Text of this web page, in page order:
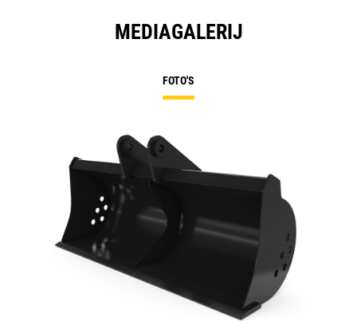
MEDIAGALERIJ
FOTO'S